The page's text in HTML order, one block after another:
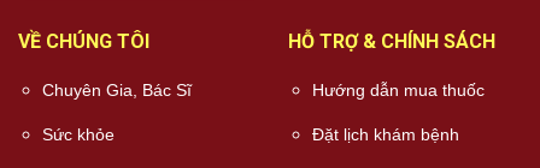
VỀ CHÚNG TÔI
Chuyên Gia, Bác Sĩ
Sức khỏe
HỖ TRỢ & CHÍNH SÁCH
Hướng dẫn mua thuốc
Đặt lịch khám bệnh